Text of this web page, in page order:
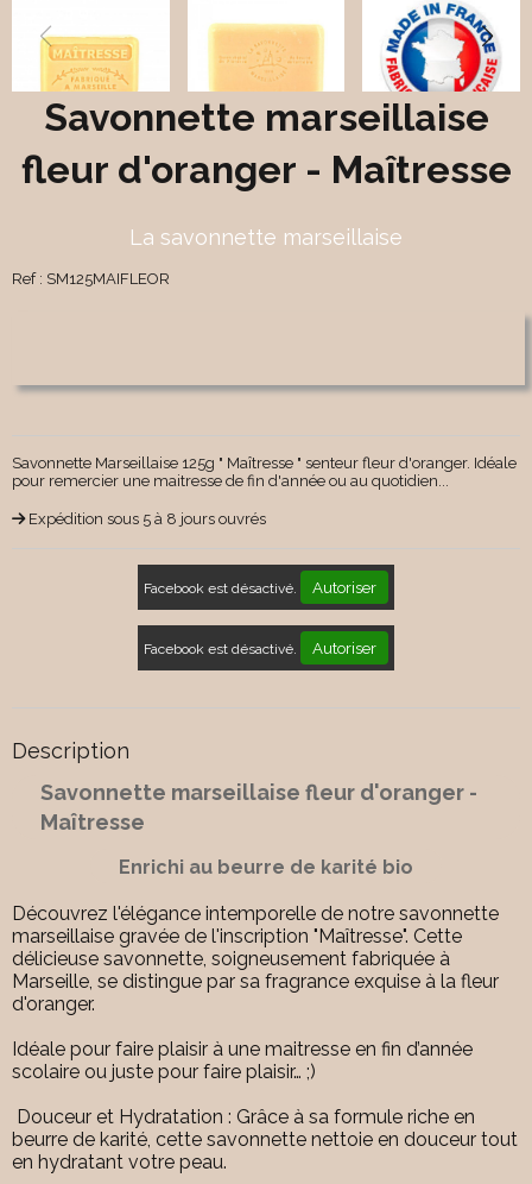
Savonnette marseillaise
fleur d'oranger - Maîtresse
La savonnette marseillaise
Ref : SM125MAIFLEOR
Savonnette Marseillaise 125g " Maîtresse " senteur fleur d'oranger. Idéale
pour remercier une maitresse de fin d'année ou au quotidien...
Expédition sous 5 à 8 jours ouvrés
Facebook est désactivé. Autoriser
Facebook est désactivé. Autoriser
Description
Savonnette marseillaise fleur d'oranger -
Maîtresse
Enrichi au beurre de karité bio
Découvrez l'élégance intemporelle de notre savonnette
marseillaise gravée de l'inscription "Maîtresse". Cette
délicieuse savonnette, soigneusement fabriquée à
Marseille, se distingue par sa fragrance exquise à la fleur
d'oranger.
Idéale pour faire plaisir à une maitresse en fin d’année
scolaire ou juste pour faire plaisir… ;)
Douceur et Hydratation : Grâce à sa formule riche en
beurre de karité, cette savonnette nettoie en douceur tout
en hydratant votre peau.